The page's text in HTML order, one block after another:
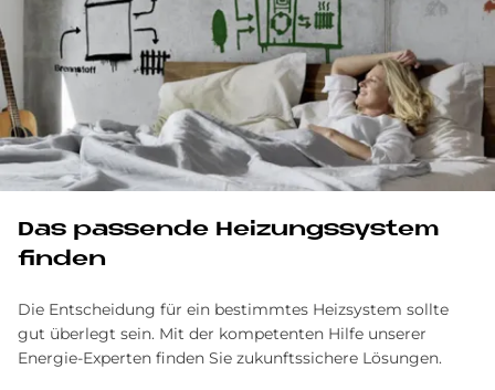
Das passende Heizungssystem
finden
Die Entscheidung für ein bestimmtes Heizsystem sollte
gut überlegt sein. Mit der kompetenten Hilfe unserer
Energie-Experten finden Sie zukunftssichere Lösungen.